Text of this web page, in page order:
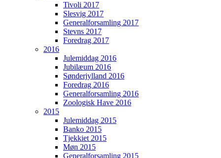
Tivoli 2017
Slesvig 2017
Generalforsamling 2017
Stevns 2017
Foredrag 2017
2016
Julemiddag 2016
Jubilæum 2016
Sønderjylland 2016
Foredrag 2016
Generalforsamling 2016
Zoologisk Have 2016
2015
Julemiddag 2015
Banko 2015
Tjekkiet 2015
Møn 2015
Generalforsamling 2015